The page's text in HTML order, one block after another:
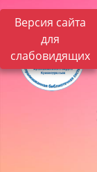
Версия сайта
для
слабовидящих